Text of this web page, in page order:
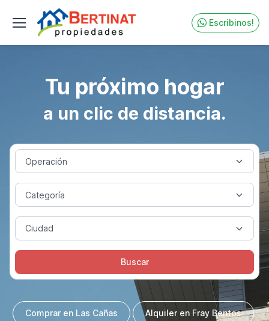
Escribinos!
Tu próximo hogar
a un clic de distancia.
Buscar
Comprar en Las Cañas Alquiler en Fray Bentos